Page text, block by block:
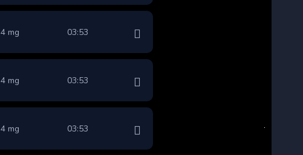
4 mg 03:53
4 mg 03:53
4 mg 03:53